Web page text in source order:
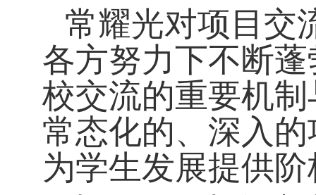
常耀光对项目交
各方努力下不断蓬
校交流的重要机
常态化的、深入
为学生发展提供